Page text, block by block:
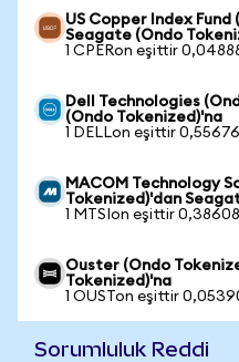
US Copper Index
Seagate (Ondo
1 CPERon eşittir
Dell Technologies
(Ondo Tokenized)'na
1 DELLon eşittir
MACOM Technology
Tokenized)'dan
1 MTSIon eşittir
Ouster (Ondo
Tokenized)'na
1 OUSTon eşittir
Sorumluluk Reddi